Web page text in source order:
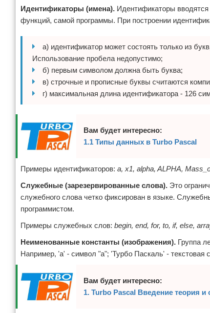
Идентификаторы (имена). Идентификаторы вводятся
функций, самой программы. При построении
а) идентификатор может состоять только из
Использование пробела недопустимо;
б) первым символом должна быть буква;
в) строчные и прописные буквы считаются
г) максимальная длина идентификатора - 126
Вам будет интересно:
1.1 Типы данных в Turbo Pascal
Примеры идентификаторов: a, x1, alpha, ALPHA,
Служебные (зарезервированные слова). Это
служебного слова четко фиксирован в языке.
программистом.
Примеры служебных слов: begin, end, for, to, if, else,
Неименованные константы (изображения). Группа
Например, 'a' - символ "а"; 'Турбо Паскаль' - текстовая
Вам будет интересно:
1. Turbo Pascal Введение теория и